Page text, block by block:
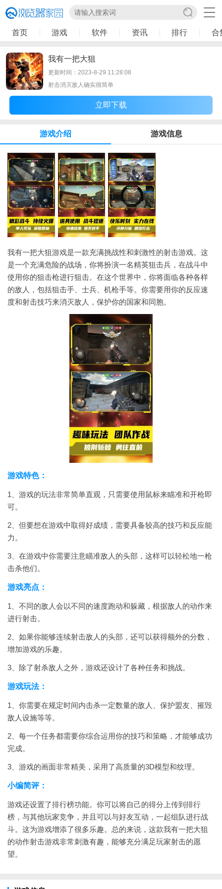
首页 游戏 软件 资讯 排行 合
我有一把大狙
更新时间：2023-8-29 11:28:08
射击消灭敌人确实很简单
立即下载
游戏介绍 游戏信息
我有一把大狙游戏是一款充满挑战性和刺激性的射击游戏。这
是一个充满危险的战场，你将扮演一名精英狙击兵，在战斗中
使用你的狙击枪进行狙击。在这个世界中，你将面临各种各样
的敌人，包括狙击手、士兵、机枪手等。你需要用你的反应速
度和射击技巧来消灭敌人，保护你的国家和同胞。
游戏特色：
1、游戏的玩法非常简单直观，只需要使用鼠标来瞄准和开枪即
可。
2、但要想在游戏中取得好成绩，需要具备较高的技巧和反应能
力。
3、在游戏中你需要注意瞄准敌人的头部，这样可以轻松地一枪
击杀他们。
游戏亮点：
1、不同的敌人会以不同的速度跑动和躲藏，根据敌人的动作来
进行射击。
2、如果你能够连续射击敌人的头部，还可以获得额外的分数，
增加游戏的乐趣。
3、除了射杀敌人之外，游戏还设计了各种任务和挑战。
游戏玩法：
1、你需要在规定时间内击杀一定数量的敌人、保护盟友、摧毁
敌人设施等等。
2、每一个任务都需要你综合运用你的技巧和策略，才能够成功
完成。
3、游戏的画面非常精美，采用了高质量的3D模型和纹理。
小编简评：
游戏还设置了排行榜功能。你可以将自己的得分上传到排行
榜，与其他玩家竞争，并且可以与好友互动，一起组队进行战
斗。这为游戏增添了很多乐趣。总的来说，这款我有一把大狙
的动作射击游戏非常刺激有趣，能够充分满足玩家射击的愿
望。